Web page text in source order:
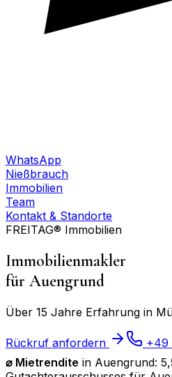
WhatsApp
Nießbrauch
Immobilien
Team
Kontakt & Standorte
FREITAG® Immobilien
Immobilienmakler
für Auengrund
Über 15 Jahre Erfahrung in
Rückruf anfordern
+49
⌀ Mietrendite in Auengrund: